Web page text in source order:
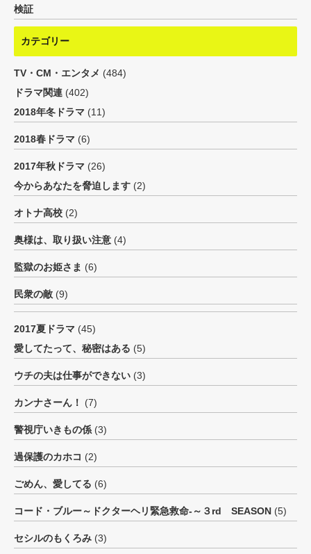
検証
カテゴリー
TV・CM・エンタメ (484)
ドラマ関連 (402)
2018年冬ドラマ (11)
2018春ドラマ (6)
2017年秋ドラマ (26)
今からあなたを脅迫します (2)
オトナ高校 (2)
奥様は、取り扱い注意 (4)
監獄のお姫さま (6)
民衆の敵 (9)
2017夏ドラマ (45)
愛してたって、秘密はある (5)
ウチの夫は仕事ができない (3)
カンナさーん！ (7)
警視庁いきもの係 (3)
過保護のカホコ (2)
ごめん、愛してる (6)
コード・ブルー～ドクターヘリ緊急救命-～３rd SEASON (5)
セシルのもくろみ (3)